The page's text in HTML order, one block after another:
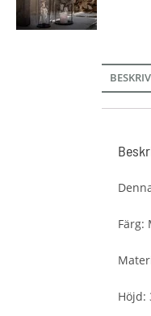
Färg:
Höjd: